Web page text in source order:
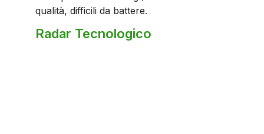
qualità, difficili da battere.
Radar Tecnologico